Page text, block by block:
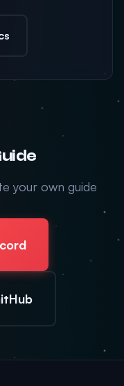
→
your own guide.